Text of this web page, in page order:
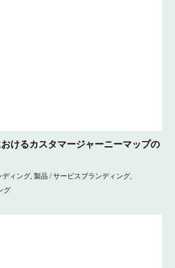
けるカスタマージャーニーマップの
ディング,製品 / サービスブランディング,
グ